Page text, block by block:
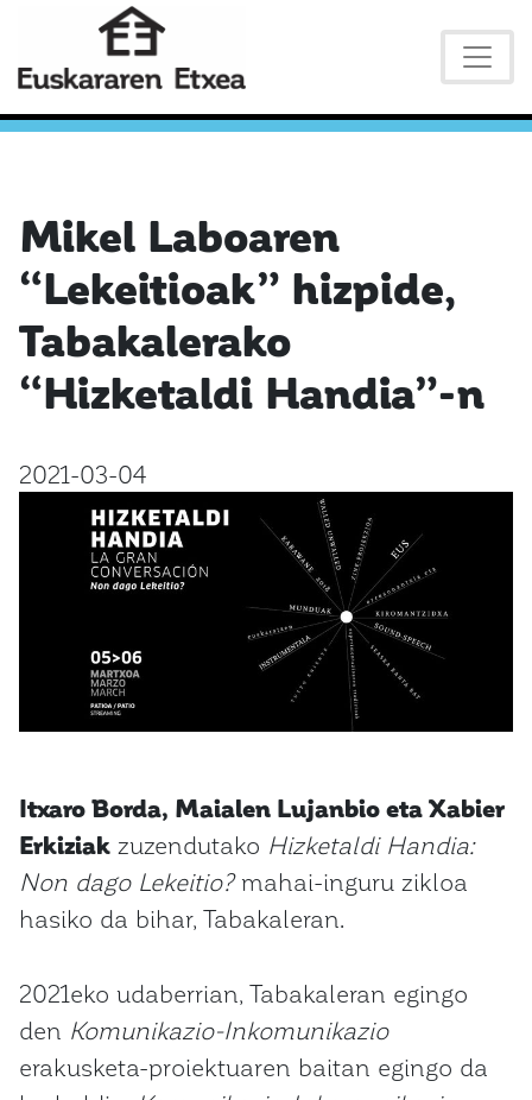
Mikel Laboaren
“Lekeitioak” hizpide,
Tabakalerako
“Hizketaldi Handia”-n
2021-03-04
Itxaro Borda, Maialen Lujanbio eta Xabier
Erkiziak zuzendutako Hizketaldi Handia:
Non dago Lekeitio? mahai-inguru zikloa
hasiko da bihar, Tabakaleran.
2021eko udaberrian, Tabakaleran egingo
den Komunikazio-Inkomunikazio
erakusketa-proiektuaren baitan egingo da